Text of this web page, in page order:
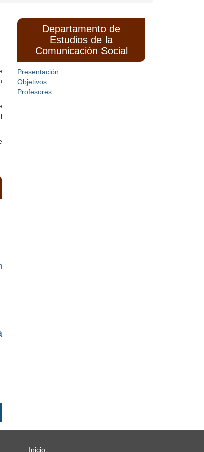
Departamento de
Estudios de la
Comunicación Social
Presentación
Objetivos
Profesores
Inicio